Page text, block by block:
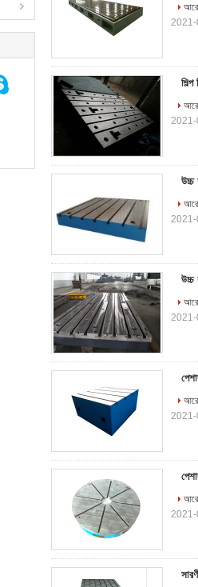
2021-
2021-
উচ্চ
2021-
উচ্চ
2021-
2021-
2021-